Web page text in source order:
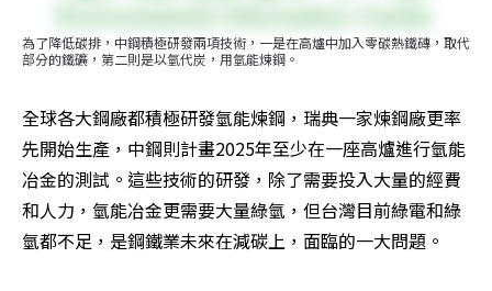
為了降低碳排，中鋼積極研發兩項技術，一是在高爐中加入零碳熱鐵磚，取代
部分的鐵礦，第二則是以氫代炭，用氫能煉鋼。
全球各大鋼廠都積極研發氫能煉鋼，瑞典一家煉鋼廠更率
先開始生產，中鋼則計畫2025年至少在一座高爐進行氫能
冶金的測試。這些技術的研發，除了需要投入大量的經費
和人力，氫能冶金更需要大量綠氫，但台灣目前綠電和綠
氫都不足，是鋼鐵業未來在減碳上，面臨的一大問題。